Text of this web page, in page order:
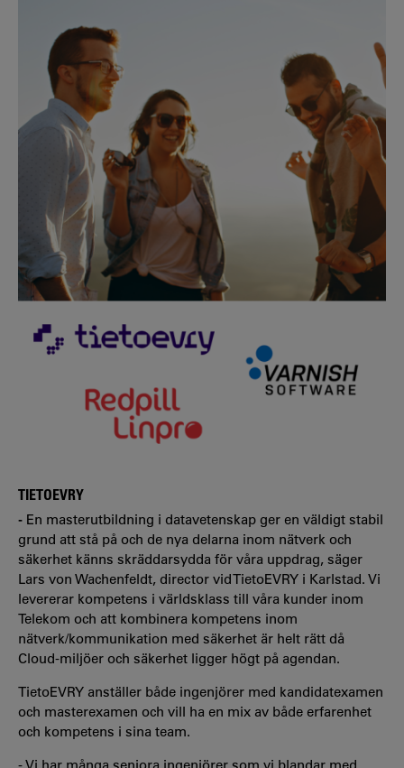
TIETOEVRY
- En masterutbildning i datavetenskap ger en väldigt stabil
grund att stå på och de nya delarna inom nätverk och
säkerhet känns skräddarsydda för våra uppdrag, säger
Lars von Wachenfeldt, director vid TietoEVRY i Karlstad. Vi
levererar kompetens i världsklass till våra kunder inom
Telekom och att kombinera kompetens inom
nätverk/kommunikation med säkerhet är helt rätt då
Cloud-miljöer och säkerhet ligger högt på agendan.
TietoEVRY anställer både ingenjörer med kandidatexamen
och masterexamen och vill ha en mix av både erfarenhet
och kompetens i sina team.